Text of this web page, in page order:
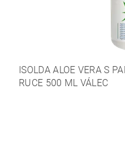
ISOLDA ALOE VERA S
RUCE 500 ML VÁLEC